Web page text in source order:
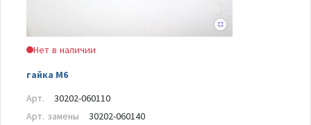
Нет в наличии
гайка М6
Арт.
30202-060110
Арт. замены
30202-060140